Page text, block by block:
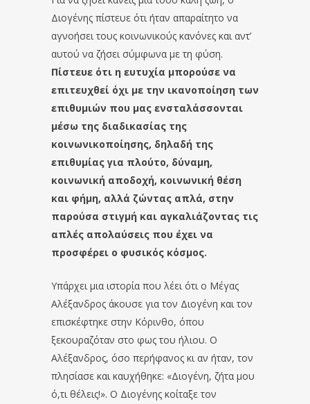
Διογένης πίστευε ότι ήταν απαραίτητο να
αγνοήσει τους κοινωνικούς κανόνες και αντ’
αυτού να ζήσει σύμφωνα με τη φύση.
Πίστευε ότι η ευτυχία μπορούσε να
επιτευχθεί όχι με την ικανοποίηση των
επιθυμιών που μας ενσταλάσσονται
μέσω της διαδικασίας της
κοινωνικοποίησης, δηλαδή της
επιθυμίας για πλούτο, δύναμη,
κοινωνική αποδοχή, κοινωνική θέση
και φήμη, αλλά ζώντας απλά, στην
παρούσα στιγμή και αγκαλιάζοντας τις
απλές απολαύσεις που έχει να
προσφέρει ο φυσικός κόσμος.
Υπάρχει μια ιστορία που λέει ότι ο Μέγας
Αλέξανδρος άκουσε για τον Διογένη και τον
επισκέφτηκε στην Κόρινθο, όπου
ξεκουραζόταν στο φως του ήλιου. Ο
Αλέξανδρος, όσο περήφανος κι αν ήταν, τον
πλησίασε και καυχήθηκε: «Διογένη, ζήτα μου
ό,τι θέλεις!». Ο Διογένης κοίταξε τον